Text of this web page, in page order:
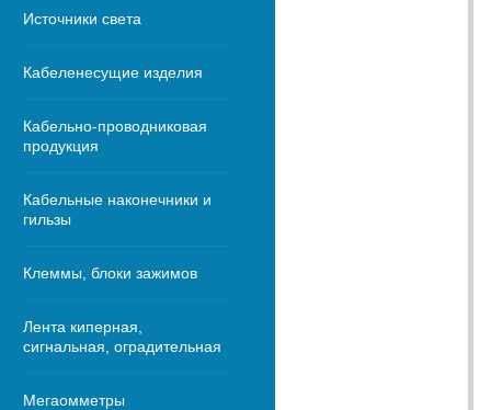
Источники света
Кабеленесущие изделия
Кабельно-проводниковая
продукция
Кабельные наконечники и
гильзы
Клеммы, блоки зажимов
Лента киперная,
сигнальная, оградительная
Мегаомметры